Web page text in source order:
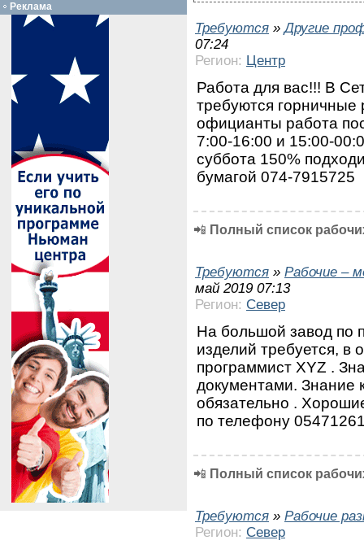
Требуются »Другие
07:24
Регион: Центр
Работа для вас!!! В
требуются горничные
официанты работа
7:00-16:00 и 15:00-
суббота 150%
бумагой 074-7915725
📲 Полный список
Требуются » Рабочие –
май 2019 07:13
Регион: Север
На большой завод по
изделий требуется, в
программист XYZ .
документами. Знание
обязательно .
по телефону
📲 Полный список
Требуются » Рабочие
Регион: Север
Реклама